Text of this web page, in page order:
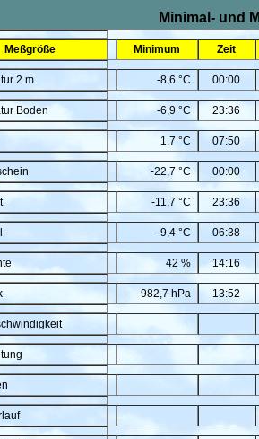
Minimal- und
Meßgröße Minimum Zeit
2 m -8,6 °C 00:00
Boden -6,9 °C 23:36
1,7 °C 07:50
-22,7 °C 00:00
-11,7 °C 23:36
-9,4 °C 06:38
42 % 14:16
982,7 hPa 13:52